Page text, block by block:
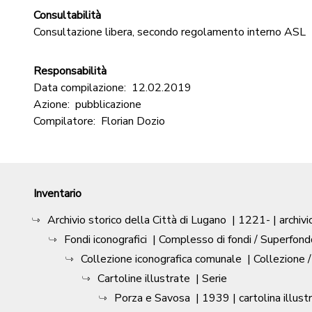
Consultabilità
Consultazione libera, secondo regolamento interno ASL
Responsabilità
Data compilazione: 12.02.2019
Azione: pubblicazione
Compilatore: Florian Dozio
Inventario
Archivio storico della Città di Lugano | 1221- |
Fondi iconografici | Complesso di fondi /
Collezione iconografica comunale | Collezione
Cartoline illustrate | Serie
Porza e Savosa | 1939 | cartolina